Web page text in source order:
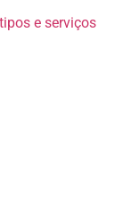
e serviços